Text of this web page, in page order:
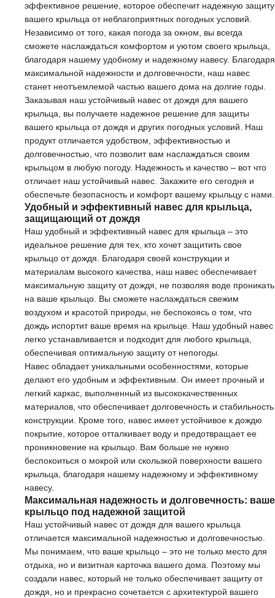
эффективное решение, которое обеспечит надежную защиту
вашего крыльца от неблагоприятных погодных условий.
Независимо от того, какая погода за окном, вы всегда
сможете наслаждаться комфортом и уютом своего крыльца,
благодаря нашему удобному и надежному навесу. Благодаря
максимальной надежности и долговечности, наш навес
станет неотъемлемой частью вашего дома на долгие годы.
Заказывая наш устойчивый навес от дождя для вашего
крыльца, вы получаете надежное решение для защиты
вашего крыльца от дождя и других погодных условий. Наш
продукт отличается удобством, эффективностью и
долговечностью, что позволит вам наслаждаться своим
крыльцом в любую погоду. Надежность и качество – вот что
отличает наш устойчивый навес. Закажите его сегодня и
обеспечьте безопасность и комфорт вашему крыльцу с нами.
Удобный и эффективный навес для крыльца,
защищающий от дождя
Наш удобный и эффективный навес для крыльца – это
идеальное решение для тех, кто хочет защитить свое
крыльцо от дождя. Благодаря своей конструкции и
материалам высокого качества, наш навес обеспечивает
максимальную защиту от дождя, не позволяя воде проникать
на ваше крыльцо. Вы сможете наслаждаться свежим
воздухом и красотой природы, не беспокоясь о том, что
дождь испортит ваше время на крыльце. Наш удобный навес
легко устанавливается и подходит для любого крыльца,
обеспечивая оптимальную защиту от непогоды.
Навес обладает уникальными особенностями, которые
делают его удобным и эффективным. Он имеет прочный и
легкий каркас, выполненный из высококачественных
материалов, что обеспечивает долговечность и стабильность
конструкции. Кроме того, навес имеет устойчивое к дождю
покрытие, которое отталкивает воду и предотвращает ее
проникновение на крыльцо. Вам больше не нужно
беспокоиться о мокрой или скользкой поверхности вашего
крыльца, благодаря нашему надежному и эффективному
навесу.
Максимальная надежность и долговечность: ваше
крыльцо под надежной защитой
Наш устойчивый навес от дождя для вашего крыльца
отличается максимальной надежностью и долговечностью.
Мы понимаем, что ваше крыльцо – это не только место для
отдыха, но и визитная карточка вашего дома. Поэтому мы
создали навес, который не только обеспечивает защиту от
дождя, но и прекрасно сочетается с архитектурой вашего